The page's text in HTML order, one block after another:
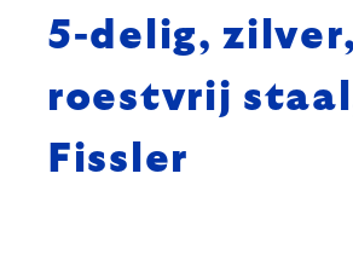
5-delig, zilver,
roestvrij
Fissler